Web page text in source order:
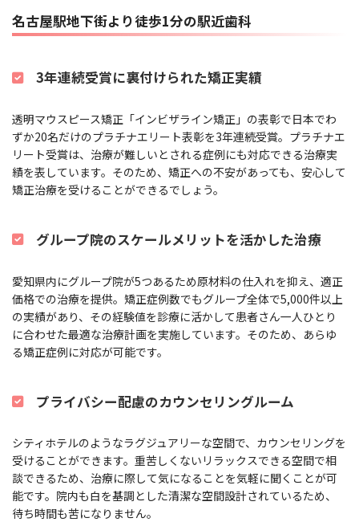
名古屋駅地下街より徒歩1分の駅近歯科
3年連続受賞に裏付けられた矯正実績
透明マウスピース矯正「インビザライン矯正」の表彰で日本でわ
ずか20名だけのプラチナエリート表彰を3年連続受賞。プラチナエ
リート受賞は、治療が難しいとされる症例にも対応できる治療実
績を表しています。そのため、矯正への不安があっても、安心して
矯正治療を受けることができるでしょう。
グループ院のスケールメリットを活かした治療
愛知県内にグループ院が5つあるため原材料の仕入れを抑え、適正
価格での治療を提供。矯正症例数でもグループ全体で5,000件以上
の実績があり、その経験値を診療に活かして患者さん一人ひとり
に合わせた最適な治療計画を実施しています。そのため、あらゆ
る矯正症例に対応が可能です。
プライバシー配慮のカウンセリングルーム
シティホテルのようなラグジュアリーな空間で、カウンセリングを
受けることができます。重苦しくないリラックスできる空間で相
談できるため、治療に際して気になることを気軽に聞くことが可
能です。院内も白を基調とした清潔な空間設計されているため、
待ち時間も苦になりません。